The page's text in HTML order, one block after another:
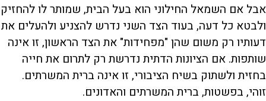
אבל אם השמאל החילוני הוא בעל הבית, שמותר לו להחזיק
ולבטא כל דעה, בעוד הצד השני נדרש להצניע ולהעלים את
דעותיו רק משום שהן "מפחידות" את הצד הראשון, זו אינה
שותפות. אם הציונות הדתית נדרשת רק לתרום את חייה
בחזית ולשתוק בשיח הציבורי, זו אינה ברית המשרתים.
זוהי, בפשטות, ברית המשרתים והאדונים.